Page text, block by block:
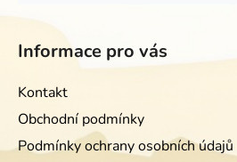
Informace pro vás
Kontakt
Obchodní podmínky
Podmínky ochrany osobních údajů